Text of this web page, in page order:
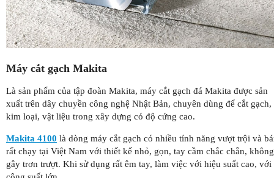
Máy cắt gạch Makita
Là sản phẩm của tập đoàn Makita, máy cắt gạch đá Makita được sản
xuất trên dây chuyền công nghệ Nhật Bản, chuyên dùng để cắt gạch,
kim loại, vật liệu trong xây dựng có độ cứng cao.
Makita 4100 là dòng máy cắt gạch có nhiều tính năng vượt trội và
rất chạy tại Việt Nam với thiết kế nhỏ, gọn, tay cầm chắc chắn, không
gây trơn trượt. Khi sử dụng rất êm tay, làm việc với hiệu suất cao, với